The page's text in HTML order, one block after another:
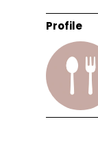
Profile